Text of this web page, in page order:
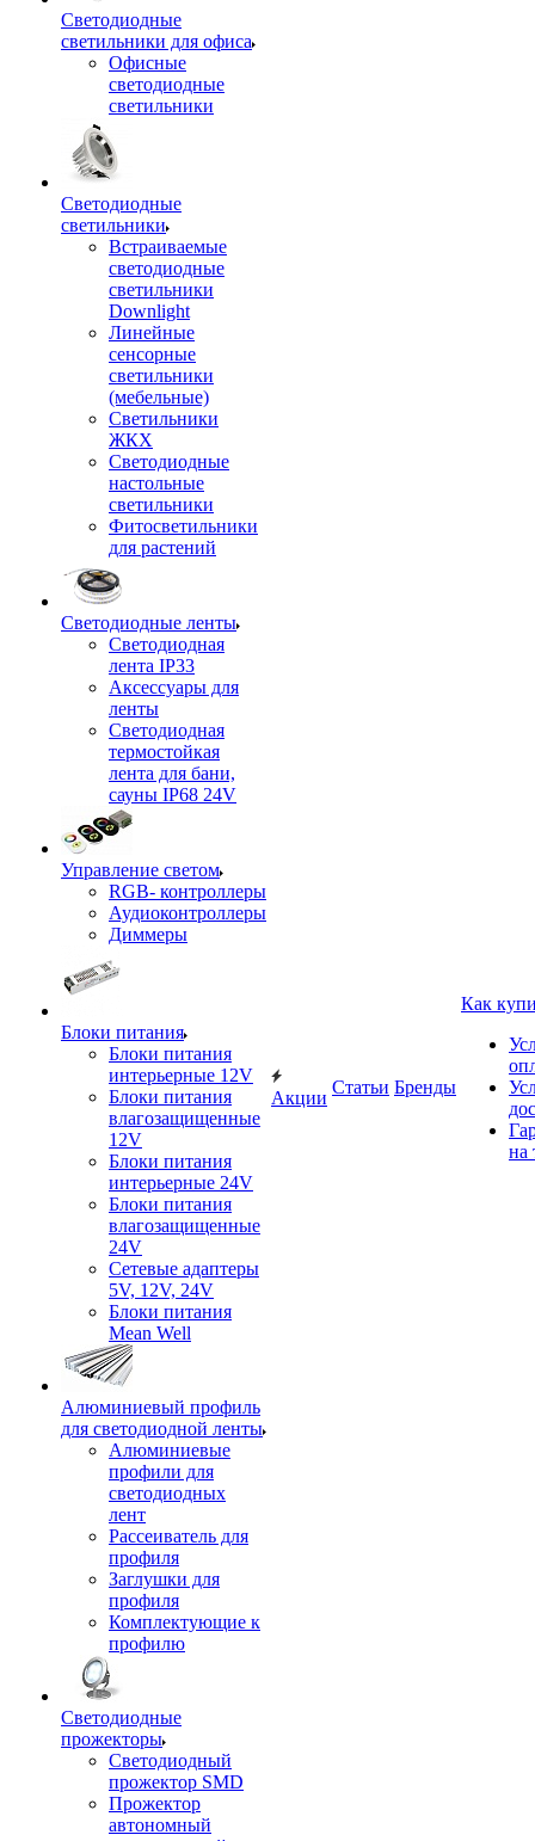
Светодиодные
светильники для офиса
Офисные
светодиодные
светильники
Светодиодные
светильники
Встраиваемые
светодиодные
светильники
Downlight
Линейные
сенсорные
светильники
(мебельные)
Светильники
ЖКХ
Светодиодные
настольные
светильники
Фитосветильники
для растений
Светодиодные ленты
Светодиодная
лента IP33
Аксессуары для
ленты
Светодиодная
термостойкая
лента для бани,
сауны IP68 24V
Управление светом
RGB- контроллеры
Аудиоконтроллеры
Диммеры
Блоки питания
Блоки питания
интерьерные 12V
Блоки питания
влагозащищенные
12V
Блоки питания
интерьерные 24V
Блоки питания
влагозащищенные
24V
Сетевые адаптеры
5V, 12V, 24V
Блоки питания
Mean Well
Алюминиевый профиль
для светодиодной ленты
Алюминиевые
профили для
светодиодных
лент
Рассеиватель для
профиля
Заглушки для
профиля
Комплектующие к
профилю
Светодиодные
прожекторы
Светодиодный
прожектор SMD
Прожектор
автономный
Акции
Статьи Бренды
Как
на